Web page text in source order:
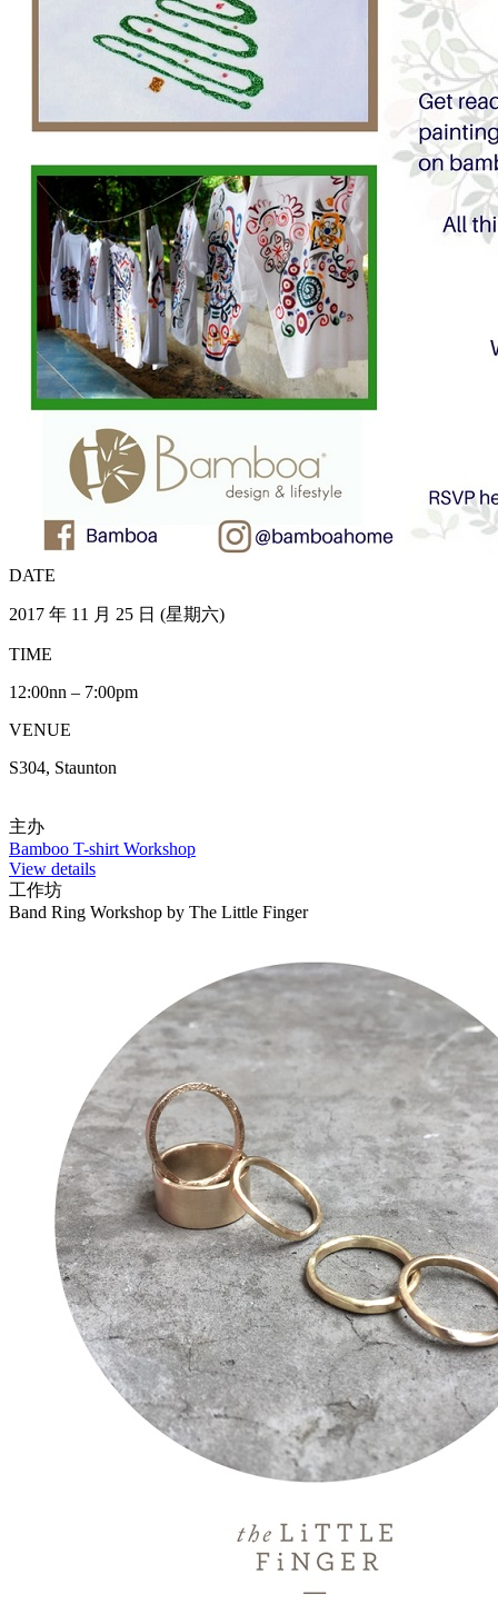
DATE
2017 年 11 月 25 日 (星期六)
TIME
12:00nn – 7:00pm
VENUE
S304, Staunton
主办
Bamboo T-shirt Workshop
View details
工作坊
Band Ring Workshop by The Little Finger